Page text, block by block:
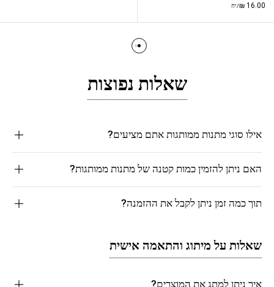
₪ 16.00 /יח
שאלות נפוצות
אילו סוגי מתנות ממותגות אתם מציעים?
האם ניתן להזמין כמות קטנה של מתנות ממותגות?
תוך כמה זמן ניתן לקבל את ההזמנה?
שאלות על מיתוג והתאמה אישית
איך ניתן למתג את המוצרים?